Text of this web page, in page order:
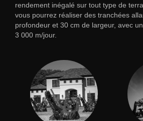
rendement inégalé sur tout type de
vous pourrez réaliser des tranchées
profondeur et 30 cm de largeur, avec
3 000 m/jour.